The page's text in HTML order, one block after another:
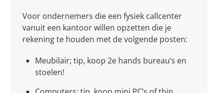
Voor ondernemers die een fysiek callcenter
vanuit een kantoor willen opzetten die je
rekening te houden met de volgende posten:
Meubilair; tip, koop 2e hands bureau’s en
stoelen!